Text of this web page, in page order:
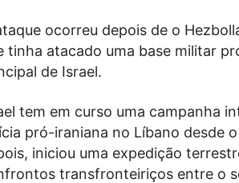
ocorreu depois de o
tinha atacado uma base militar
de Israel.
tem em curso uma campanha
pró-iraniana no Líbano desde
iniciou uma expedição
transfronteiriços entre o